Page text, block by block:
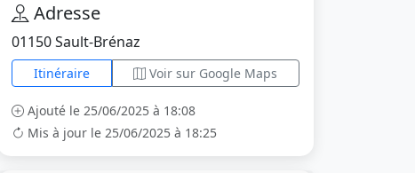
Adresse
01150 Sault-Brénaz
Itinéraire Voir sur Google Maps
Ajouté le 25/06/2025 à 18:08
Mis à jour le 25/06/2025 à 18:25